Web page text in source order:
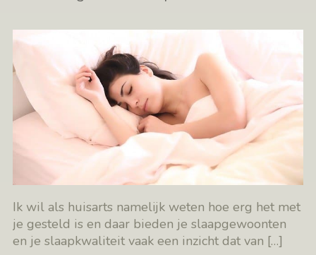
Ik wil als huisarts namelijk weten hoe erg het met
je gesteld is en daar bieden je slaapgewoonten
en je slaapkwaliteit vaak een inzicht dat van […]